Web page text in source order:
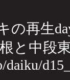
の再生
と中段